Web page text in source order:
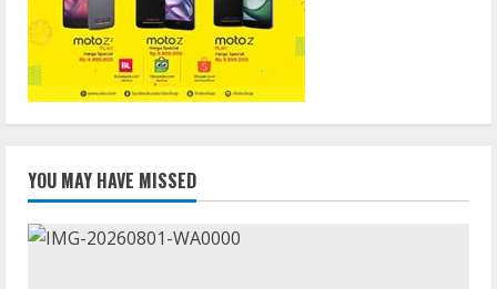
YOU MAY HAVE MISSED